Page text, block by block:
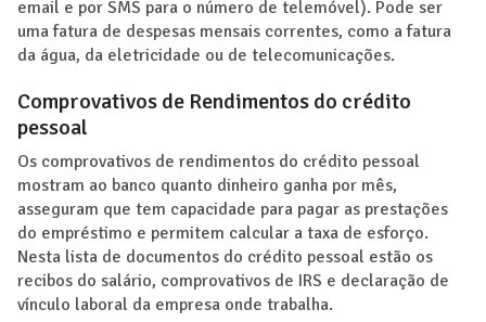
email e por SMS para o número de telemóvel). Pode ser
uma fatura de despesas mensais correntes, como a fatura
da água, da eletricidade ou de telecomunicações.
Comprovativos de Rendimentos do crédito
pessoal
Os comprovativos de rendimentos do crédito pessoal
mostram ao banco quanto dinheiro ganha por mês,
asseguram que tem capacidade para pagar as prestações
do empréstimo e permitem calcular a taxa de esforço.
Nesta lista de documentos do crédito pessoal estão os
recibos do salário, comprovativos de IRS e declaração de
vínculo laboral da empresa onde trabalha.